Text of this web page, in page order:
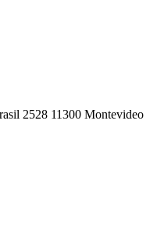
2528 11300 Montevideo